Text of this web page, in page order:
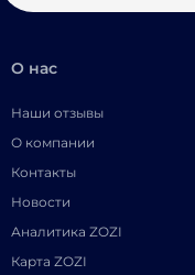
О нас
Наши отзывы
О компании
Контакты
Новости
Аналитика ZOZI
Карта ZOZI